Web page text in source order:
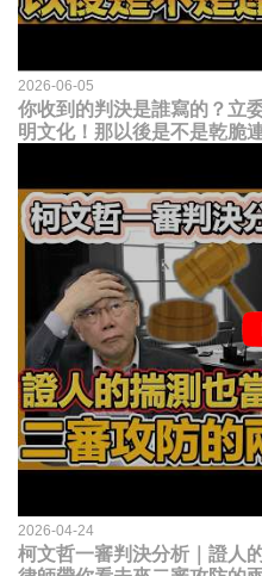
2026-06-05
你收到的判決是誰寫的？立
明文化！那以後是不是乾脆
2026-04-24
柯文哲一審判決分析｜證人